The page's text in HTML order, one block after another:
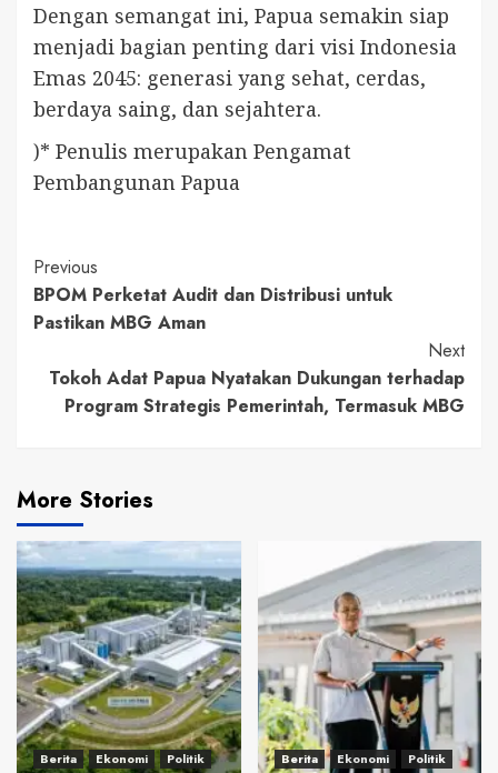
Dengan semangat ini, Papua semakin siap
menjadi bagian penting dari visi Indonesia
Emas 2045: generasi yang sehat, cerdas,
berdaya saing, dan sejahtera.
)* Penulis merupakan Pengamat
Pembangunan Papua
Continue
Reading
Previous
BPOM Perketat Audit dan Distribusi untuk
Pastikan MBG Aman
Next
Tokoh Adat Papua Nyatakan Dukungan terhadap
Program Strategis Pemerintah, Termasuk MBG
More Stories
Berita Ekonomi Politik Berita Ekonomi Politik